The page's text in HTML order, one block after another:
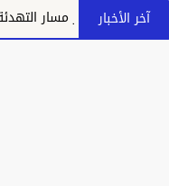
آخر الأخبار
بانهيار مسار التهدئة